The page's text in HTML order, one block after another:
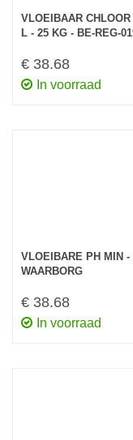
VLOEIBAAR
L - 25 KG - BE-REG-
€ 38.68
In voorraad
VLOEIBARE PH MIN -
WAARBORG
€ 38.68
In voorraad